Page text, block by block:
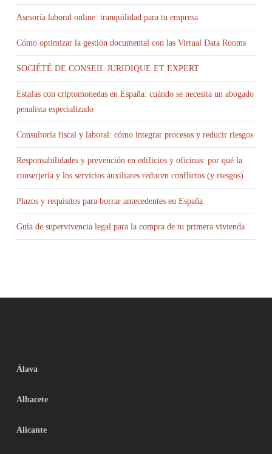
Asesoría laboral online: tranquilidad para tu empresa
Cómo optimizar la gestión documental con las Virtual Data Rooms
SOCIÉTÉ DE CONSEIL JURIDIQUE ET EXPERT
Estafas con criptomonedas en España: cuándo se necesita un abogado
penalista especializado
Consultoría fiscal y laboral: cómo integrar procesos y reducir riesgos
Responsabilidades y prevención en edificios y oficinas: por qué la
conserjería y los servicios auxiliares reducen conflictos (y riesgos)
Plazos y requisitos para borrar antecedentes en España
Guía de supervivencia legal para la compra de tu primera vivienda
Álava
Albacete
Alicante